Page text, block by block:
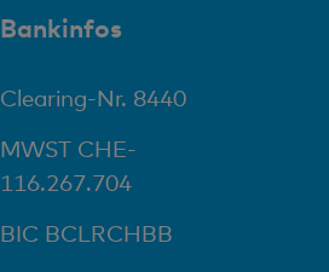
Bankinfos
Clearing-Nr. 8440
MWST CHE-
116.267.704
BIC BCLRCHBB